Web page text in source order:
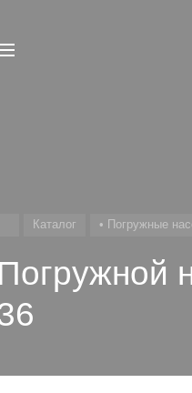
Каталог • Погружные
Погружной